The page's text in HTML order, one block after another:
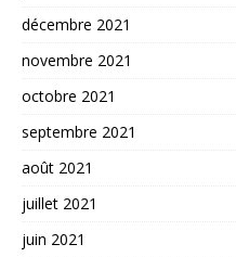
décembre 2021
novembre 2021
octobre 2021
septembre 2021
août 2021
juillet 2021
juin 2021